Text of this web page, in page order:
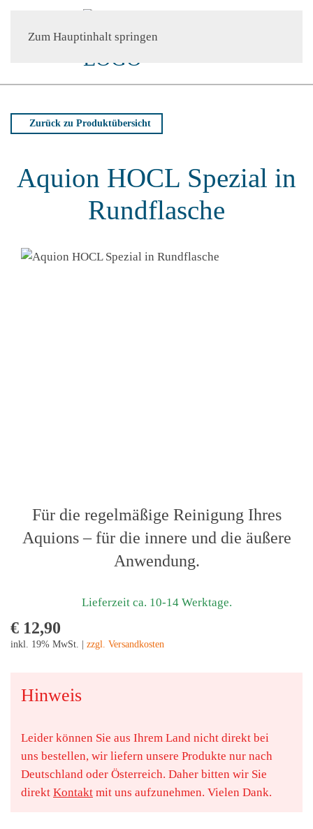
Zum Hauptinhalt springen
Zurück zu Produktübersicht
Aquion HOCL Spezial in
Rundflasche
Für die regelmäßige Reinigung Ihres
Aquions – für die innere und die äußere
Anwendung.
Lieferzeit ca. 10-14 Werktage.
€ 12,90
inkl. 19% MwSt. | zzgl. Versandkosten
Hinweis
Leider können Sie aus Ihrem Land nicht direkt bei
uns bestellen, wir liefern unsere Produkte nur nach
Deutschland oder Österreich. Daher bitten wir Sie
direkt Kontakt mit uns aufzunehmen. Vielen Dank.